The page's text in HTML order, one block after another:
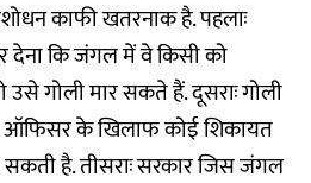
काफी खतरनाक है. पहलाः
देना कि जंगल में वे किसी को
गोली मार सकते हैं. दूसराः गोली
ऑफिसर के खिलाफ कोई शिकायत
सकती है. तीसराः सरकार जिस जंगल